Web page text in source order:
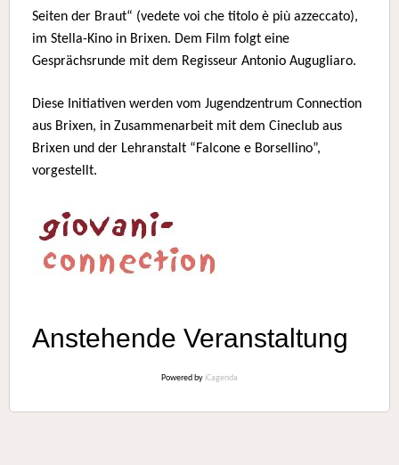
Seiten der Braut“ (vedete voi che titolo è più azzeccato),
im Stella-Kino in Brixen. Dem Film folgt eine
Gesprächsrunde mit dem Regisseur Antonio Augugliaro.
Diese Initiativen werden vom Jugendzentrum Connection
aus Brixen, in Zusammenarbeit mit dem Cineclub aus
Brixen und der Lehranstalt “Falcone e Borsellino”,
vorgestellt.
Anstehende Veranstaltung
Powered by iCagenda